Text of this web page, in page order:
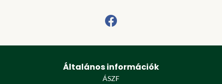
Általános információk
ÁSZF